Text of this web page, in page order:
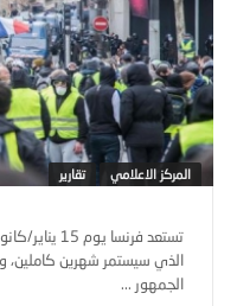
المركز الاعلامي تقارير
تستعد فرنسا
الذي سيستمر شهرين كاملين،
الجمهور ...